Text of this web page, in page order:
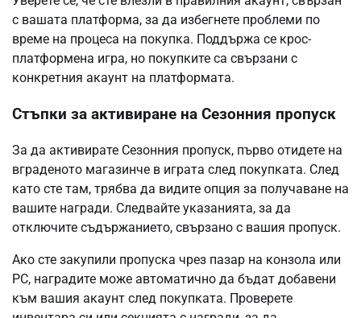
с вашата платформа, за да избегнете проблеми по
време на процеса на покупка. Поддържа се крос-
платформена игра, но покупките са свързани с
конкретния акаунт на платформата.
Стъпки за активиране на Сезонния пропуск
За да активирате Сезонния пропуск, първо отидете на
вграденото магазинче в играта след покупката. След
като сте там, трябва да видите опция за получаване на
вашите награди. Следвайте указанията, за да
отключите съдържанието, свързано с вашия пропуск.
Ако сте закупили пропуска чрез пазар на конзола или
PC, наградите може автоматично да бъдат добавени
към вашия акаунт след покупката. Проверете